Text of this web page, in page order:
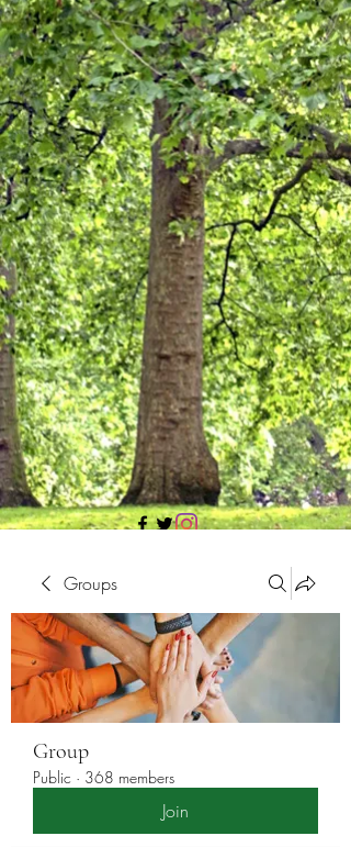
Groups
Group
Public · 368 members
Join